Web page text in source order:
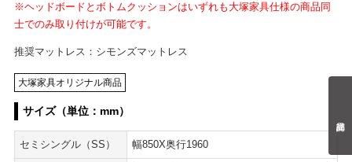
※ヘッドボードとボトムクッションはいずれも大塚家具仕様の商品同
士でのみ取り付けが可能です。
推奨マットレス：シモンズマットレス
大塚家具オリジナル商品
サイズ（単位：mm）
セミシングル（SS） 幅850X奥行1960